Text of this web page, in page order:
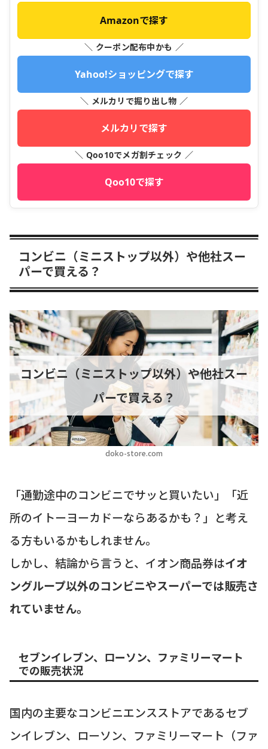
Amazonで探す
＼ クーポン配布中かも ／
Yahoo!ショッピングで探す
＼ メルカリで掘り出し物 ／
メルカリで探す
＼ Qoo10でメガ割チェック ／
Qoo10で探す
コンビニ（ミニストップ以外）や他社スー
パーで買える？
doko-store.com
コンビニ（ミニストップ以外）や他社スー
パーで買える？
「通勤途中のコンビニでサッと買いたい」「近
所のイトーヨーカドーならあるかも？」と考え
る方もいるかもしれません。
しかし、結論から言うと、イオン商品券はイオ
ングループ以外のコンビニやスーパーでは販売さ
れていません。
セブンイレブン、ローソン、ファミリーマート
での販売状況
国内の主要なコンビニエンスストアであるセブ
ンイレブン、ローソン、ファミリーマート（ファ